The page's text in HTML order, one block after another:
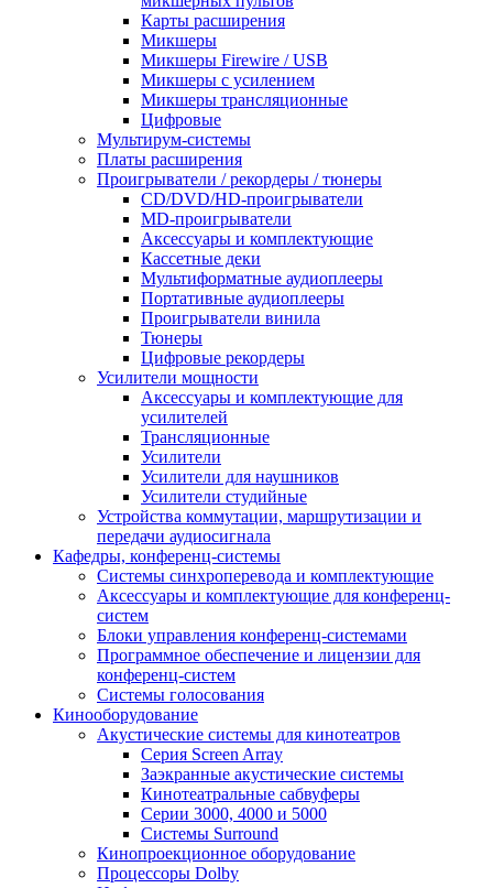
Карты расширения
Микшеры
Микшеры Firewire / USB
Микшеры с усилением
Микшеры трансляционные
Цифровые
Мультирум-системы
Платы расширения
Проигрыватели / рекордеры / тюнеры
CD/DVD/HD-проигрыватели
MD-проигрыватели
Аксессуары и комплектующие
Кассетные деки
Мультиформатные аудиоплееры
Портативные аудиоплееры
Проигрыватели винила
Тюнеры
Цифровые рекордеры
Усилители мощности
Аксессуары и комплектующие для
усилителей
Трансляционные
Усилители
Усилители для наушников
Усилители студийные
Устройства коммутации, маршрутизации и
передачи аудиосигнала
Кафедры, конференц-системы
Cистемы синхроперевода и комплектующие
Аксессуары и комплектующие для конференц-
систем
Блоки управления конференц-системами
Программное обеспечение и лицензии для
конференц-систем
Системы голосования
Кинооборудование
Акустические системы для кинотеатров
Cерия Screen Array
Заэкранные акустические системы
Кинотеатральные сабвуферы
Серии 3000, 4000 и 5000
Системы Surround
Кинопроекционное оборудование
Процессоры Dolby